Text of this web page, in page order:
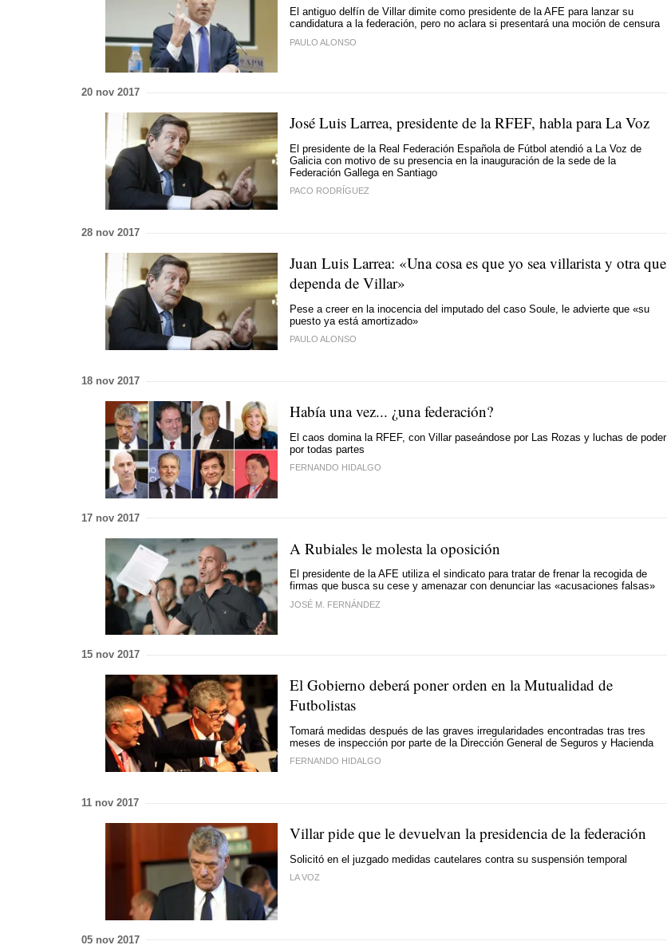
El antiguo delfín de Villar dimite como presidente de la AFE para lanzar su
candidatura a la federación, pero no aclara si presentará una moción de censura
PAULO ALONSO
20 nov 2017
José Luis Larrea, presidente de la RFEF, habla para La Voz
El presidente de la Real Federación Española de Fútbol atendió a La Voz de
Galicia con motivo de su presencia en la inauguración de la sede de la
Federación Gallega en Santiago
PACO RODRÍGUEZ
28 nov 2017
Juan Luis Larrea: «Una cosa es que yo sea villarista y otra que
dependa de Villar»
Pese a creer en la inocencia del imputado del caso Soule, le advierte que «su
puesto ya está amortizado»
PAULO ALONSO
18 nov 2017
Había una vez... ¿una federación?
El caos domina la RFEF, con Villar paseándose por Las Rozas y luchas de poder
por todas partes
FERNANDO HIDALGO
17 nov 2017
A Rubiales le molesta la oposición
El presidente de la AFE utiliza el sindicato para tratar de frenar la recogida de
firmas que busca su cese y amenazar con denunciar las «acusaciones falsas»
JOSÉ M. FERNÁNDEZ
15 nov 2017
El Gobierno deberá poner orden en la Mutualidad de
Futbolistas
Tomará medidas después de las graves irregularidades encontradas tras tres
meses de inspección por parte de la Dirección General de Seguros y Hacienda
FERNANDO HIDALGO
11 nov 2017
Villar pide que le devuelvan la presidencia de la federación
Solicitó en el juzgado medidas cautelares contra su suspensión temporal
LA VOZ
05 nov 2017